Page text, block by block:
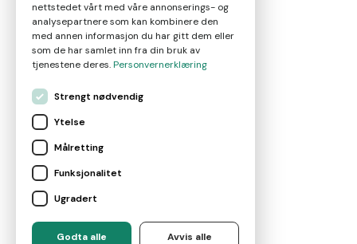
Om oss
For eiendomsmeglere
nettstedet vårt med våre annonserings- og
analysepartnere som kan kombinere den
med annen informasjon du har gitt dem eller
som de har samlet inn fra din bruk av
tjenestene deres.Personvernerklæring
Strengt nødvendig
Ytelse
Målretting
Funksjonalitet
Ugradert
Godta alle Avvis alle